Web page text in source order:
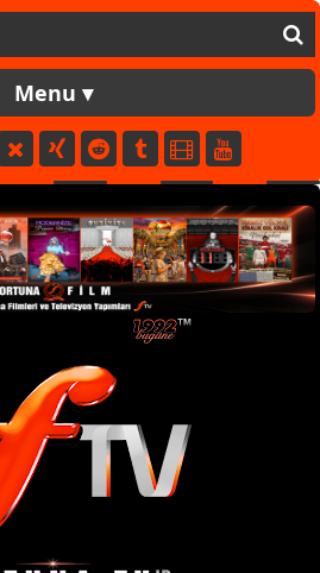
FORTUNATV
YAPIM
FİLM
MÜZİK
SPOR
KÜNYE